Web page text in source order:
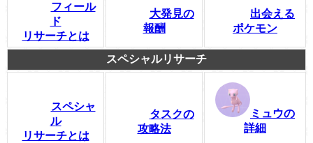
フィール
ド
リサーチとは
大発見の
報酬
出会える
ポケモン
スペシャルリサーチ
スペシャ
ル
リサーチとは
タスクの
攻略法
ミュウの
詳細